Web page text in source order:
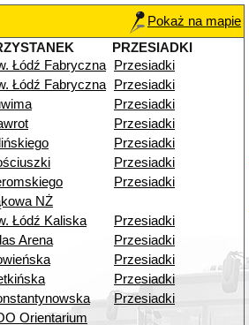
Pokaż na mapie
PRZESIADKI
Łódź Fabryczna
Przesiadki
Łódź Fabryczna
Przesiadki
Przesiadki
Przesiadki
Przesiadki
Przesiadki
Przesiadki
NŻ
Łódź Kaliska
Przesiadki
Arena
Przesiadki
Przesiadki
Przesiadki
Przesiadki
Orientarium